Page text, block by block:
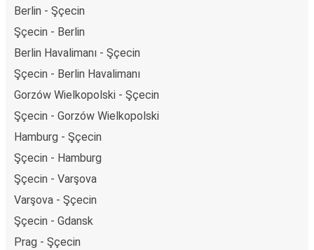
Berlin - Şçecin
Şçecin - Berlin
Berlin Havalimanı - Şçecin
Şçecin - Berlin Havalimanı
Gorzów Wielkopolski - Şçecin
Şçecin - Gorzów Wielkopolski
Hamburg - Şçecin
Şçecin - Hamburg
Şçecin - Varşova
Varşova - Şçecin
Şçecin - Gdansk
Prag - Şçecin